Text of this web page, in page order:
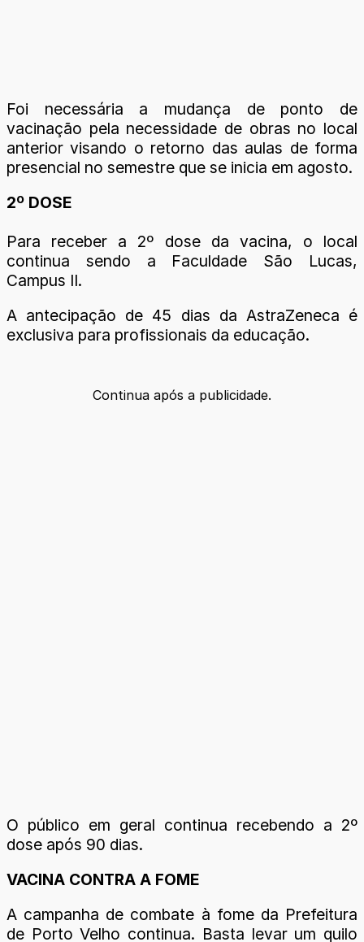
Foi necessária a mudança de ponto de
vacinação pela necessidade de obras no local
anterior visando o retorno das aulas de forma
presencial no semestre que se inicia em agosto.
2º DOSE
Para receber a 2º dose da vacina, o local
continua sendo a Faculdade São Lucas,
Campus II.
A antecipação de 45 dias da AstraZeneca é
exclusiva para profissionais da educação.
Continua após a publicidade.
O público em geral continua recebendo a 2º
dose após 90 dias.
VACINA CONTRA A FOME
A campanha de combate à fome da Prefeitura
de Porto Velho continua. Basta levar um quilo